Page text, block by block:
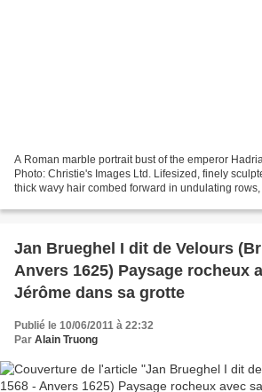
A Roman marble portrait bust of the emperor
Photo: Christie's Images Ltd. Lifesized, finely
thick wavy hair combed forward in undulating
Jan Brueghel I dit de Velours
Anvers 1625) Paysage rocheux
Jérôme dans sa grotte
Publié le 10/06/2011 à 22:32
Par Alain Truong